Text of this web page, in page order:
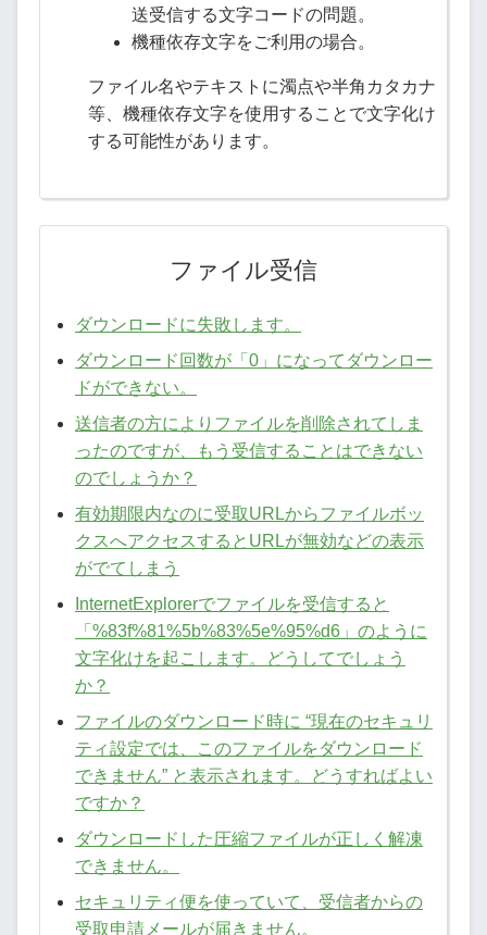
送受信する文字コードの問題。
機種依存文字をご利用の場合。
ファイル名やテキストに濁点や半角カタカナ
等、機種依存文字を使用することで文字化け
する可能性があります。
ファイル受信
ダウンロードに失敗します。
ダウンロード回数が「0」になってダウンロー
ドができない。
送信者の方によりファイルを削除されてしま
ったのですが、もう受信することはできない
のでしょうか？
有効期限内なのに受取URLからファイルボッ
クスへアクセスするとURLが無効などの表示
がでてしまう
InternetExplorerでファイルを受信すると
「%83f%81%5b%83%5e%95%d6」のように
文字化けを起こします。どうしてでしょう
か？
ファイルのダウンロード時に “現在のセキュリ
ティ設定では、このファイルをダウンロード
できません” と表示されます。どうすればよい
ですか？
ダウンロードした圧縮ファイルが正しく解凍
できません。
セキュリティ便を使っていて、受信者からの
受取申請メールが届きません。